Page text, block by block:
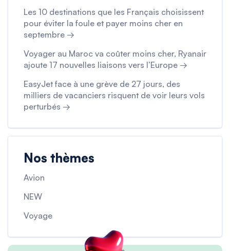
Les 10 destinations que les Français choisissent
pour éviter la foule et payer moins cher en
septembre →
Voyager au Maroc va coûter moins cher, Ryanair
ajoute 17 nouvelles liaisons vers l’Europe →
EasyJet face à une grève de 27 jours, des
milliers de vacanciers risquent de voir leurs vols
perturbés →
Nos thèmes
Avion
NEW
Voyage